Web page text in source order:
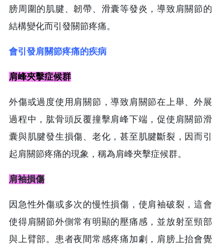
膀周圍的肌腱、韌帶、滑囊等發炎，導致肩關節的
結構變化而引發關節疼痛。
會引發肩關節疼痛的疾病
肩峰夾擊症候群
外傷或過度使用肩關節，導致肩關節在上舉、外展
過程中，肱骨頭反覆撞擊肩峰下端，促使肩關節滑
囊與肌腱發生損傷、老化，甚至肌腱斷裂，因而引
起肩關節疼痛的現象，稱為肩峰夾擊症候群。
肩袖損傷
因急性外傷或多次的慢性損傷，使肩袖破裂，這會
使得肩關節外側常有明顯的壓痛感，並放射至頸部
與上臂部。患者夜間常感疼痛加劇，肩膀上抬會覺